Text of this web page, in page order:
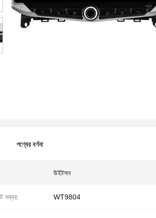
পণ্যের বর্ণনা
উইটসন
নম্বর: WT9804